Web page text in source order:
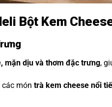
Bột Kem
mặn dịu và thơm đặc trưng,
món trà kem cheese nổi